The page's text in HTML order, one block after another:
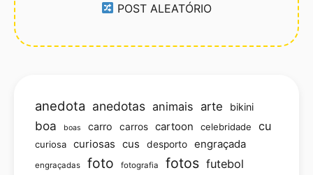
POST ALEATÓRIO
anedota anedotas animais arte bikini
boa boas carro carros cartoon celebridade cu
curiosa curiosas cus desporto engraçada
engraçadas foto fotografia fotos futebol